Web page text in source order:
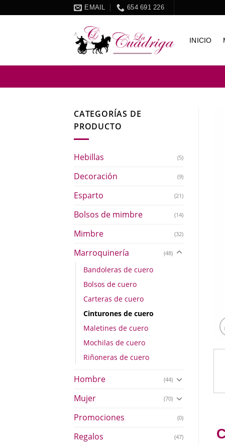
to
EMAIL 654 691 226
INICIO
CATEGORÍAS DE
PRODUCTO
Hebillas (5)
Decoración (9)
Esparto (21)
Bolsos de mimbre (14)
Mimbre (32)
Marroquinería (48)
Bandoleras de cuero
Bolsos de cuero
Carteras de cuero
Cinturones de cuero
Maletines de cuero
Mochilas de cuero
Riñoneras de cuero
Hombre (44)
Mujer (70)
Promociones (0)
Regalos (47)